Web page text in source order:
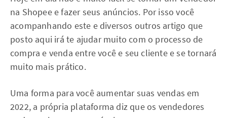
na Shopee e fazer seus anúncios. Por isso você
acompanhando este e diversos outros artigo que
posto aqui irá te ajudar muito com o processo de
compra e venda entre você e seu cliente e se tornará
muito mais prático.
Uma forma para você aumentar suas vendas em
2022, a própria plataforma diz que os vendedores